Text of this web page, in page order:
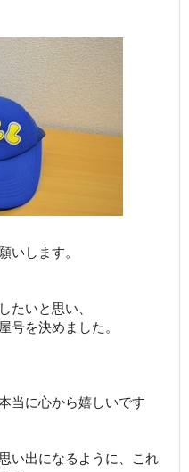
いします。
たいと思い、
号を決めました。
当に心から嬉しいです
い出になるように、これ